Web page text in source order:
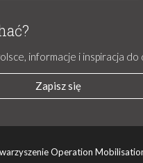
informacje i inspiracja do
Zapisz się
Operation